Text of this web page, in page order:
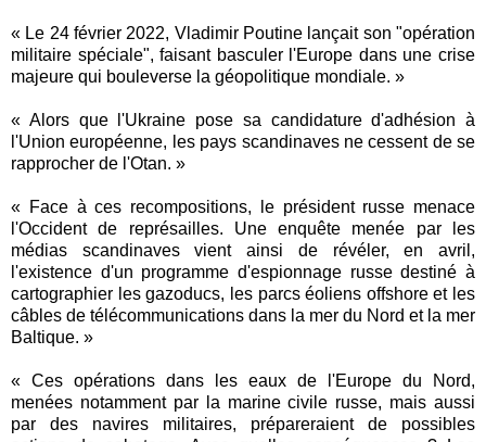
« Le 24 février 2022, Vladimir Poutine lançait son "opération
militaire spéciale", faisant basculer l'Europe dans une crise
majeure qui bouleverse la géopolitique mondiale. »
« Alors que l'Ukraine pose sa candidature d'adhésion à
l'Union européenne, les pays scandinaves ne cessent de se
rapprocher de l'Otan. »
« Face à ces recompositions, le président russe menace
l'Occident de représailles. Une enquête menée par les
médias scandinaves vient ainsi de révéler, en avril,
l'existence d'un programme d'espionnage russe destiné à
cartographier les gazoducs, les parcs éoliens offshore et les
câbles de télécommunications dans la mer du Nord et la mer
Baltique. »
« Ces opérations dans les eaux de l'Europe du Nord,
menées notamment par la marine civile russe, mais aussi
par des navires militaires, prépareraient de possibles